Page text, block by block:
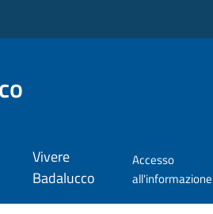
Vivere
Badalucco
Accesso
all'informazione